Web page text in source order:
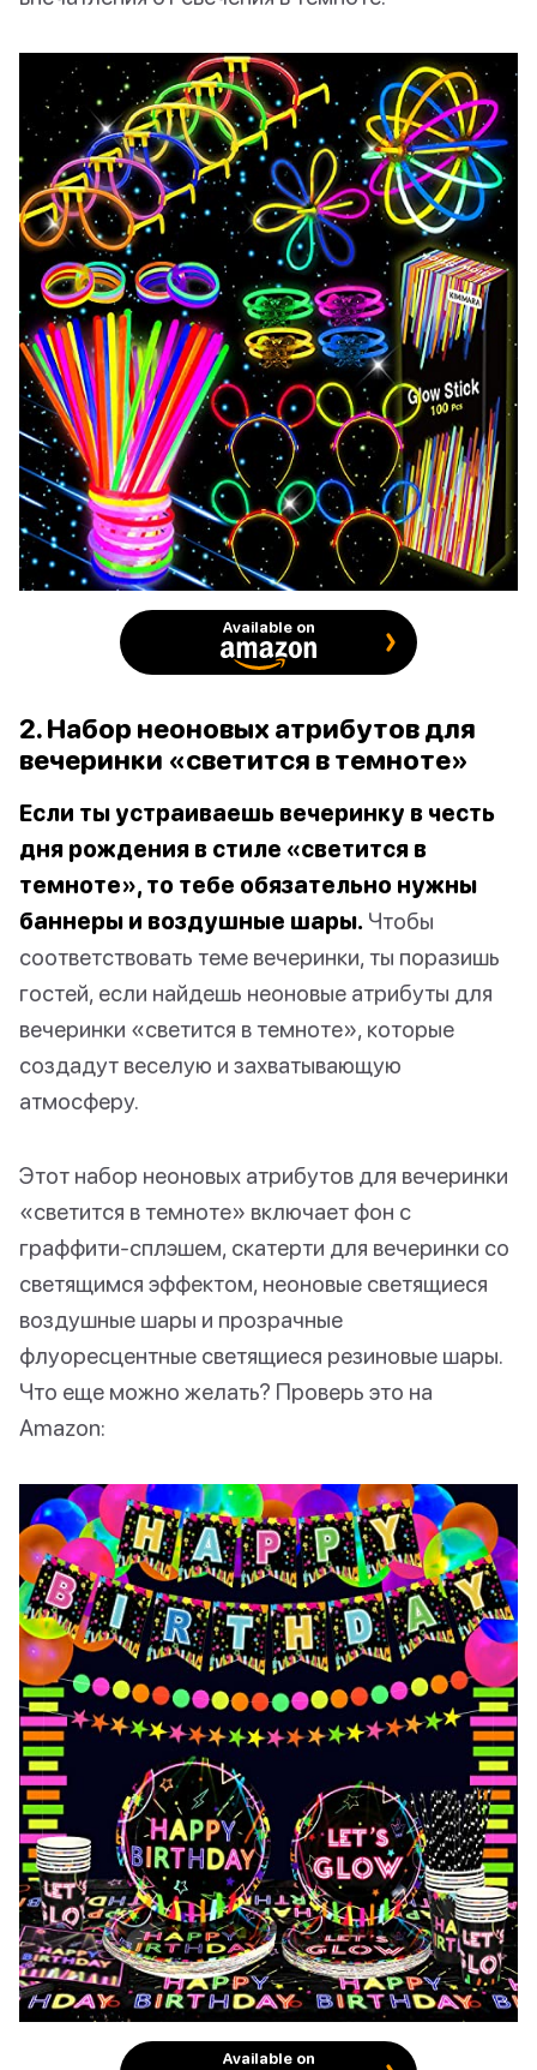
Available on
2. Набор неоновых атрибутов для
вечеринки «светится в темноте»
Если ты устраиваешь вечеринку в честь
дня рождения в стиле «светится в
темноте», то тебе обязательно нужны
баннеры и воздушные шары. Чтобы
соответствовать теме вечеринки, ты поразишь
гостей, если найдешь неоновые атрибуты для
вечеринки «светится в темноте», которые
создадут веселую и захватывающую
атмосферу.
Этот набор неоновых атрибутов для вечеринки
«светится в темноте» включает фон с
граффити-сплэшем, скатерти для вечеринки со
светящимся эффектом, неоновые светящиеся
воздушные шары и прозрачные
флуоресцентные светящиеся резиновые шары.
Что еще можно желать? Проверь это на
Amazon:
Available on